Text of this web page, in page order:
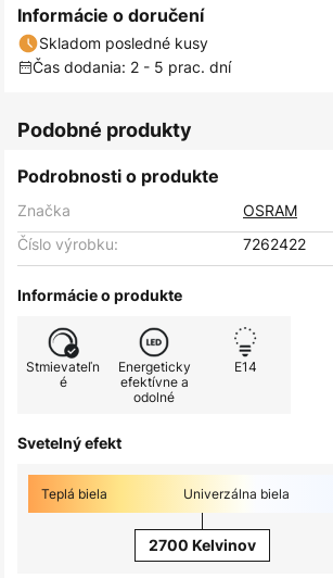
Informácie o doručení
Skladom posledné kusy
Čas dodania: 2 - 5 prac. dní
Podobné produkty
Podrobnosti o produkte
Značka
OSRAM
Číslo výrobku:
7262422
Informácie o produkte
Stmievateľn
é
Energeticky
efektívne a
odolné
E14
Svetelný efekt
Teplá biela Univerzálna biela
2700 Kelvinov